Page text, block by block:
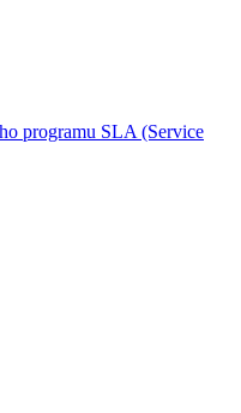
programu SLA (Service